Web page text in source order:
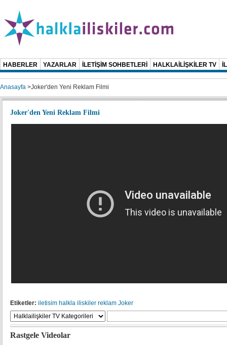
HABERLER YAZARLAR İLETİŞİM SOHBETLERİ HALKLAİLİŞKİLER TV
Anasayfa >Joker'den Yeni Reklam Filmi
Joker'den Yeni Reklam Filmi
Etiketler: iletisim halkla iliskiler reklam Joker
Rastgele Videolar